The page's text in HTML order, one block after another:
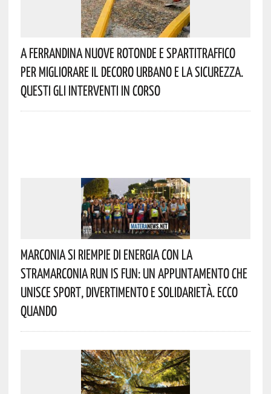
A Ferrandina Nuove Rotonde E Spartitraffico
Per Migliorare Il Decoro Urbano E La Sicurezza.
Questi Gli Interventi In Corso
Marconia Si Riempie Di Energia Con La
StraMarconia Run Is Fun: Un Appuntamento Che
Unisce Sport, Divertimento E Solidarietà. Ecco
Quando